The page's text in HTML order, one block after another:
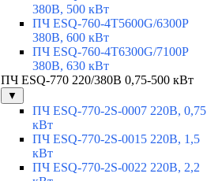
380В, 500 кВт
ПЧ ESQ-760-4T5600G/6300P
380В, 600 кВт
ПЧ ESQ-760-4T6300G/7100P
380В, 630 кВт
ПЧ ESQ-770 220/380В 0,75-500 кВт
▼
ПЧ ESQ-770-2S-0007 220В, 0,75
кВт
ПЧ ESQ-770-2S-0015 220В, 1,5
кВт
ПЧ ESQ-770-2S-0022 220В, 2,2